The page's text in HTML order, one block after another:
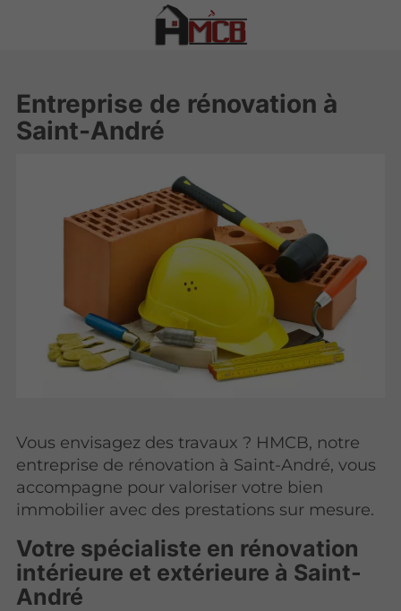
Entreprise de rénovation à
Saint-André
Vous envisagez des travaux ? HMCB, notre
entreprise de rénovation à Saint-André, vous
accompagne pour valoriser votre bien
immobilier avec des prestations sur mesure.
Votre spécialiste en rénovation
intérieure et extérieure à Saint-
André